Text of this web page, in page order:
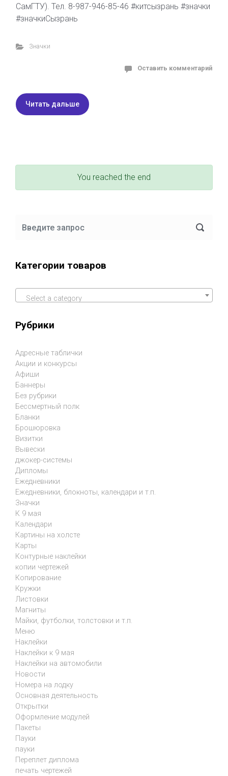
СамГТУ). Тел. 8-987-946-85-46 #китсызрань #значки
#значкиСызрань
Значки
Оставить комментарий
Читать дальше
You reached the end
Категории товаров
Select a category
Рубрики
Адресные таблички
Акции и конкурсы
Афиши
Баннеры
Без рубрики
Бессмертный полк
Бланки
Брошюровка
Визитки
Вывески
джокер-системы
Дипломы
Ежедневники
Ежедневники, блокноты, календари и т.п.
Значки
К 9 мая
Календари
Картины на холсте
Карты
Контурные наклейки
копии чертежей
Копирование
Кружки
Листовки
Магниты
Майки, футболки, толстовки и т.п.
Меню
Наклейки
Наклейки к 9 мая
Наклейки на автомобили
Новости
Номера на лодку
Основная деятельность
Открытки
Оформление модулей
Пакеты
Пауки
пауки
Переплет диплома
печать чертежей